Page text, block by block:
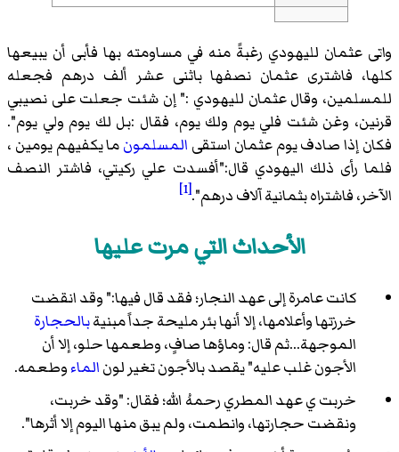
واتى عثمان لليهودي رغبةً منه في مساومته بها فأبى أن يبيعها
كلها، فاشترى عثمان نصفها باثنى عشر ألف درهم فجعله
للمسلمين، وقال عثمان لليهودي :" إن شئت جعلت على نصيبي
قرنين، وغن شئت فلي يوم ولك يوم، فقال :بل لك يوم ولي يوم".
فكان إذا صادف يوم عثمان استقى المسلمونما يكفيهم يومين ،
فلما رأى ذلك اليهودي قال:"أفسدت علي ركيتي، فاشتر النصف
الآخر، فاشتراه بثمانية آلاف درهم".[1]
الأحداث التي مرت عليها
كانت عامرة إلى عهد النجار؛ فقد قال فيها:" وقد انقضت
خرزتها وأعلامها، إلا أنها بئر مليحة جداً مبنيةبالحجارة
الموجهة...ثم قال: وماؤها صافٍ، وطعمها حلو، إلا أن
الأجون غلب عليه" يقصد بالأجون تغير لونالماءوطعمه.
خربت ي عهد المطري رحمهُ الله؛ فقال: "وقد خربت،
ونقضت حجارتها، وانطمت، ولم يبق منها اليوم إلا أثرها".